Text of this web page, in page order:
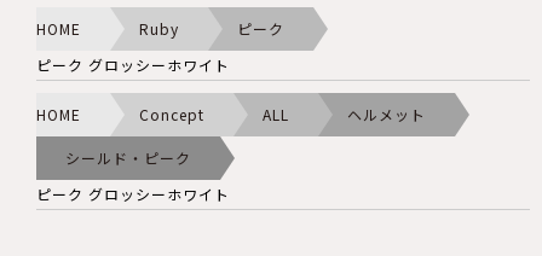
HOME Ruby
ピーク
ピーク グロッシーホワイト
HOME Concept ALL ヘルメット
シールド・ピーク
ピーク グロッシーホワイト